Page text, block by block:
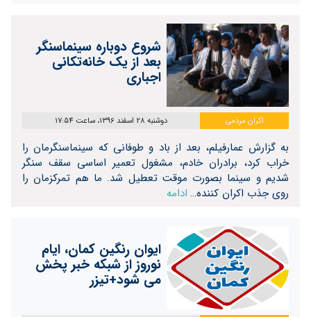
شروع دوباره سینماسنگر
بعد از یک خانه‌تکانی
اجباری
اکران مردمی دوشنبه 28 اسفند 1396، ساعت 17:54
به گزارش عمارفیلم، بعد از باد و طوفانی که سینماسنگرمان را
خراب کرد، برادران خادم، مشغول تعمیر اساسی سقف سنگر
شدیم و سینما بصورت موقت تعطیل شد. ما هم تمرکزمان را
روی جذب اکران کننده… ادامه
ایوان رنگین کمان، ایام
نوروز از شبکه خبر پخش
می شود+تیزر